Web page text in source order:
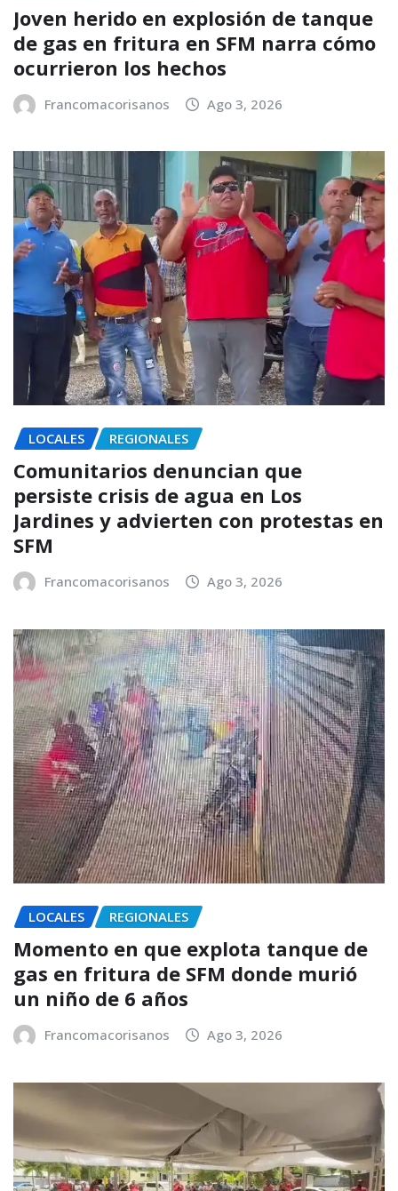
Joven herido en explosión de tanque
de gas en fritura en SFM narra cómo
ocurrieron los hechos
Francomacorisanos Ago 3, 2026
LOCALES REGIONALES
Comunitarios denuncian que
persiste crisis de agua en Los
Jardines y advierten con protestas en
SFM
Francomacorisanos Ago 3, 2026
LOCALES REGIONALES
Momento en que explota tanque de
gas en fritura de SFM donde murió
un niño de 6 años
Francomacorisanos Ago 3, 2026